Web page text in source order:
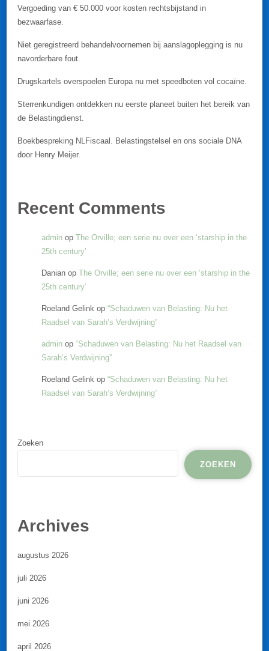
Vergoeding van € 50.000 voor kosten rechtsbijstand in
bezwaarfase.
Niet geregistreerd behandelvoornemen bij aanslagoplegging is nu
navorderbare fout.
Drugskartels overspoelen Europa nu met speedboten vol cocaïne.
Sterrenkundigen ontdekken nu eerste planeet buiten het bereik van
de Belastingdienst.
Boekbespreking NLFiscaal. Belastingstelsel en ons sociale DNA
door Henry Meijer.
Recent Comments
admin op The Orville; een serie nu over een ‘starship in the
25th century’
Danian op The Orville; een serie nu over een ‘starship in the
25th century’
Roeland Gelink op “Schaduwen van Belasting: Nu het
Raadsel van Sarah’s Verdwijning”
admin op “Schaduwen van Belasting: Nu het Raadsel van
Sarah’s Verdwijning”
Roeland Gelink op “Schaduwen van Belasting: Nu het
Raadsel van Sarah’s Verdwijning”
Zoeken
ZOEKEN
Archives
augustus 2026
juli 2026
juni 2026
mei 2026
april 2026